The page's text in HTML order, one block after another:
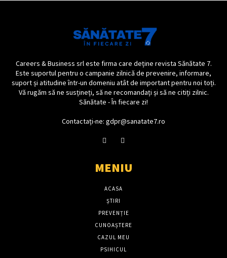
Careers & Business srl este firma care deține revista Sănătate 7.
Este suportul pentru o campanie zilnică de prevenire, informare,
suport și atitudine într-un domeniu atât de important pentru noi toți.
Vă rugăm să ne susțineți, să ne recomandați și să ne citiți zilnic.
Sănătate - În fiecare zi!
Contactați-ne: gdpr@sanatate7.ro
MENIU
ACASA
ȘTIRI
PREVENȚIE
CUNOAȘTERE
CAZUL MEU
PSIHICUL